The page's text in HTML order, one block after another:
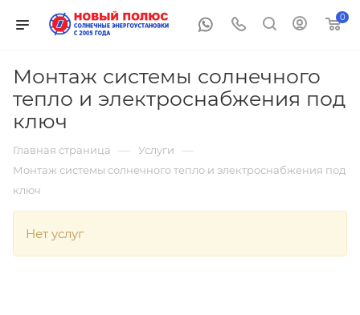
0
Монтаж системы солнечного
тепло и электроснабжения под
ключ
Главная страница — Услуги —
Монтаж системы солнечного тепло и электроснабжения под
ключ
Нет услуг